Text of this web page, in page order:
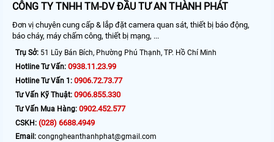
CÔNG TY TNHH TM-DV ĐẦU TƯ AN THÀNH PHÁT
Đơn vị chuyên cung cấp & lắp đặt camera quan sát, thiết bị báo động,
báo cháy, máy chấm công, thiết bị mạng, ...
Trụ Sở: 51 Lũy Bán Bích, Phường Phú Thạnh, TP. Hồ Chí Minh
Hotline Tư Vấn: 0938.11.23.99
Hotline Tư Vấn 1: 0906.72.73.77
Tư Vấn Kỹ Thuật: 0906.855.330
Tư Vấn Mua Hàng: 0902.452.577
CSKH: (028) 6688.4949
Email: congngheanthanhphat@gmail.com